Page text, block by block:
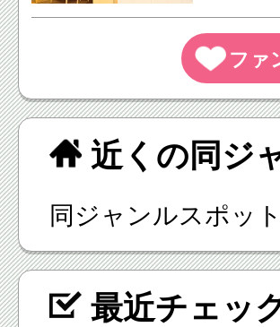
近くの同ジ
同ジャンルスポッ
最近チェッ